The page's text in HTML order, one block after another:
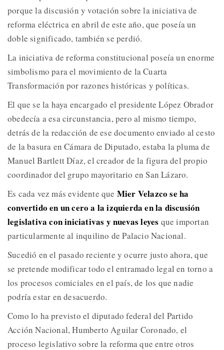
porque la discusión y votación sobre la iniciativa de
reforma eléctrica en abril de este año, que poseía un
doble significado, también se perdió.
La iniciativa de reforma constitucional poseía un enorme
simbolismo para el movimiento de la Cuarta
Transformación por razones históricas y políticas.
El que se la haya encargado el presidente López Obrador
obedecía a esa circunstancia, pero al mismo tiempo,
detrás de la redacción de ese documento enviado al cesto
de la basura en Cámara de Diputado, estaba la pluma de
Manuel Bartlett Díaz, el creador de la figura del propio
coordinador del grupo mayoritario en San Lázaro.
Es cada vez más evidente que Mier Velazco se ha
convertido en un cero a la izquierda en la discusión
legislativa con iniciativas y nuevas leyes que importan
particularmente al inquilino de Palacio Nacional.
Sucedió en el pasado reciente y ocurre justo ahora, que
se pretende modificar todo el entramado legal en torno a
los procesos comiciales en el país, de los que nadie
podría estar en desacuerdo.
Como lo ha previsto el diputado federal del Partido
Acción Nacional, Humberto Aguilar Coronado, el
proceso legislativo sobre la reforma que entre otros